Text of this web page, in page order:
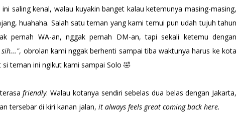
saling kenal, walau kuyakin banget kalau ketemunya masing-masing,
huahaha. Salah satu teman yang kami temui pun udah tujuh tahun
pernah WA-an, nggak pernah DM-an, tapi sekali ketemu dengan
sih...", obrolan kami nggak berhenti sampai tiba waktunya harus ke kota
si teman ini ngikut kami sampai Solo 🤣
terasafriendly. Walau kotanya sendiri sebelas dua belas dengan Jakarta,
tersebar di kiri kanan jalan, it always feels great coming back here.